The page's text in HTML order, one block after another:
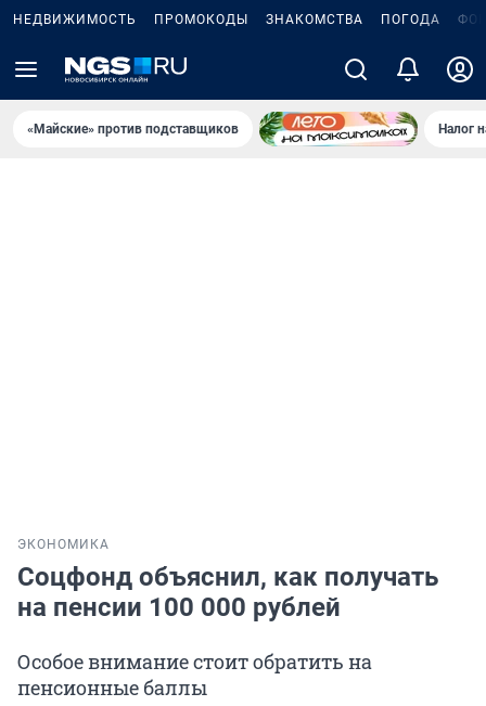
НЕДВИЖИМОСТЬ ПРОМОКОДЫ ЗНАКОМСТВА ПОГОДА
«Майские» против подставщиков Налог
ЭКОНОМИКА
Соцфонд объяснил, как получать
на пенсии 100 000 рублей
Особое внимание стоит обратить на
пенсионные баллы